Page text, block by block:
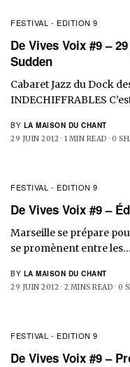
FESTIVAL - EDITION 9
De Vives Voix #9 –
Sudden
Cabaret Jazz du Dock
INDECHIFFRABLES
BY LA MAISON DU CHANT
29 JUIN 2012 1 MIN READ 0
FESTIVAL - EDITION 9
De Vives Voix #9 –
Marseille se prépare
se promènent entre les…
BY LA MAISON DU CHANT
29 JUIN 2012 2 MINS READ 0
FESTIVAL - EDITION 9
De Vives Voix #9 –